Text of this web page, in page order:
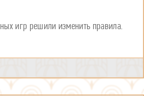
игр решили изменить правила.